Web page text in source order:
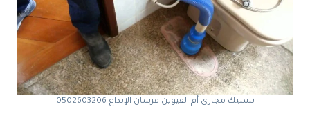
تسليك مجاري أم القيوين فرسان الإبداع 0502603206